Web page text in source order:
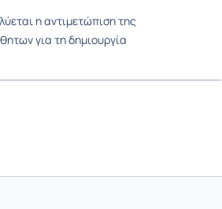
η αντιμετώπιση της
για τη δημιουργία